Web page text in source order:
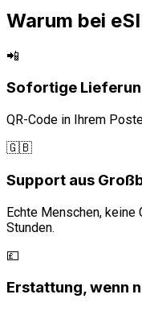
Warum bei
📲
Sofortige
QR-Code in Ihrem
🇬🇧
Support aus
Echte Menschen, keine
Stunden.
💷
Erstattung, wenn